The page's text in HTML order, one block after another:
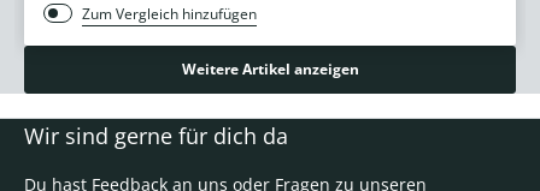
Zum Vergleich hinzufügen
Weitere Artikel anzeigen
Wir sind gerne für dich da
Du hast Feedback an uns oder Fragen zu unseren